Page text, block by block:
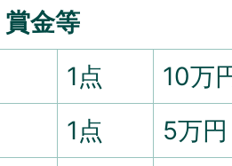
金等
1点
10万
1点
5万円